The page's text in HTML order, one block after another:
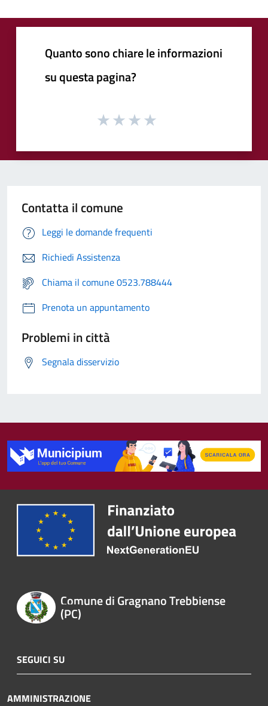
Quanto sono chiare le informazioni
su questa pagina?
Contatta il comune
Leggi le domande frequenti
Richiedi Assistenza
Chiama il comune 0523.788444
Prenota un appuntamento
Problemi in città
Segnala disservizio
Comune di Gragnano Trebbiense
(PC)
SEGUICI SU
AMMINISTRAZIONE